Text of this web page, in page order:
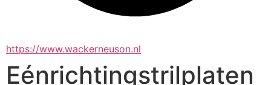
https://www.wackerneuson.nl
Eénrichtingstrilplaten